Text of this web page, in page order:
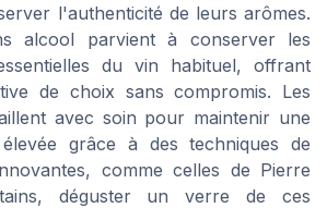
l'authenticité de leurs arômes.
alcool parvient à conserver les
du vin habituel, offrant
de choix sans compromis. Les
avec soin pour maintenir une
grâce à des techniques de
comme celles de Pierre
déguster un verre de ces